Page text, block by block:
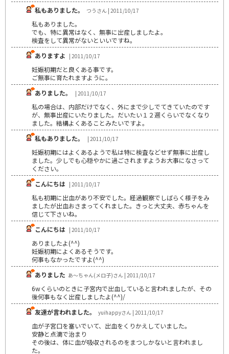
私もありました。
つうさん | 2011/10/17
私もありました。
でも、特に異常はなく、無事に出産しましたよ。
検査をして異常がないといいですね。
ありますよ | 2011/10/17
妊娠初期だと良くある事です。
ご無事に育たれますように。
ありました。
| 2011/10/17
私の場合は、内部だけでなく、外にまで少しでてきていたのです
が、無事出産にいたりました。だいたい１２週くらいでなくなり
ました。結構よくあることみたいですよ。
私もありました。
| 2011/10/17
妊娠初期にはよくあるようで私は特に検査などせず無事に出産し
ました。少しでも心穏やかに過ごされますようお大事になさって
ください。
こんにちは | 2011/10/17
私も初期に出血があり不安でした。経過観察でしばらく様子をみ
ましたが出血おさまってくれました。きっと大丈夫、赤ちゃんを
信じて下さいね。
こんにちは | 2011/10/17
ありましたよ(^^)
妊娠初期によくあるそうです。
何事もなかったですよ(^^)
ありました あ～ちゃん(メロ子)さん | 2011/10/17
6wくらいのときに子宮内で出血していると言われましたが、その
後何事もなく出産しましたよ(^^)/
友達が言われました。
yuihappyさん | 2011/10/17
血が子宮口を塞いでいて、出血をくりかえしていました。
安静と点滴で治まり
その後は、体に血が吸収されるのをまつしかないと言われまし
た。